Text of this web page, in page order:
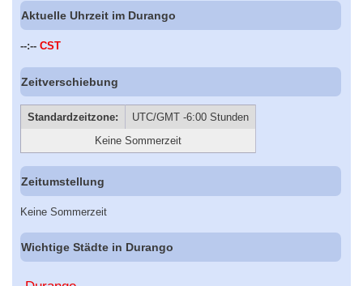
Aktuelle Uhrzeit im Durango
--:-- CST
Zeitverschiebung
Standardzeitzone:
UTC/GMT -6:00 Stunden
Keine Sommerzeit
Zeitumstellung
Keine Sommerzeit
Wichtige Städte in Durango